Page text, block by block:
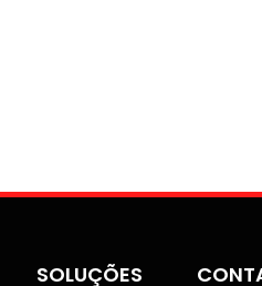
SOLUÇÕES